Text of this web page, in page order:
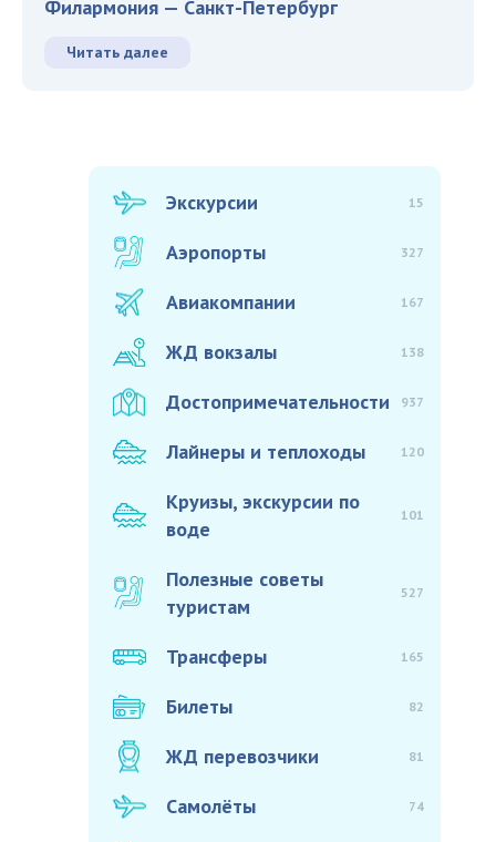
Филармония — Санкт-Петербург
Читать далее
Экскурсии 15
Аэропорты 327
Авиакомпании 167
ЖД вокзалы 138
Достопримечательности 937
Лайнеры и теплоходы 120
Круизы, экскурсии по
воде
101
Полезные советы
туристам
527
Трансферы 165
Билеты 82
ЖД перевозчики 81
Самолёты 74